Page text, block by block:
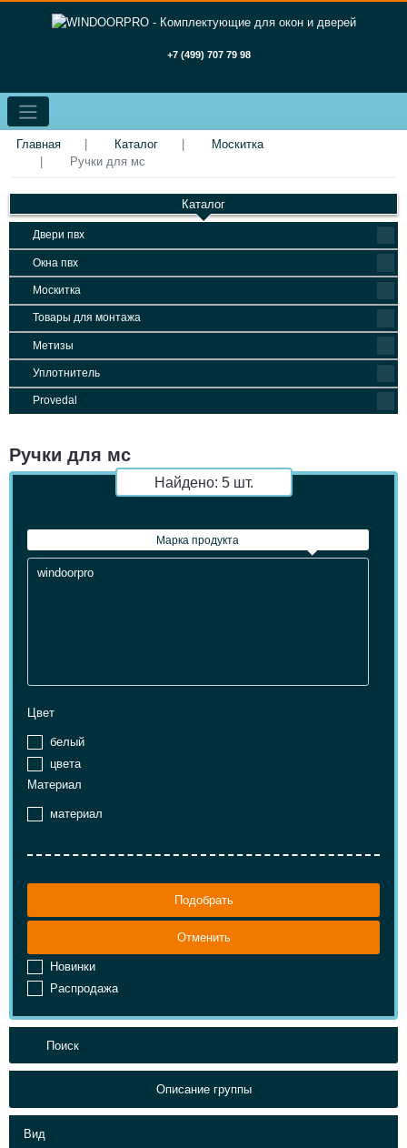
+7 (499) 707 79 98
Главная Каталог
Москитка
Ручки для мс
Каталог
Двери пвх
Окна пвх
Москитка
Товары для монтажа
Метизы
Уплотнитель
Provedal
Ручки для мс
Найдено: 5шт.
Марка продукта
Марка продукта
Цвет
белый
цвета
Материал
материал
Подобрать
Отменить
Новинки
Распродажа
Описание группы
Вид